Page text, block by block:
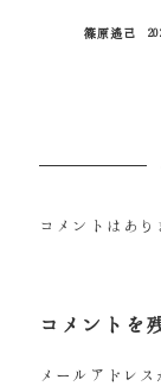
篠原遙己
コメントはあり
コメントを
メールアドレ